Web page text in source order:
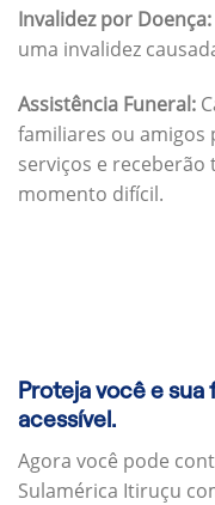
Invalidez por Doença:
uma invalidez
Assistência Funeral:
familiares ou amigos
serviços e receberão
momento difícil.
Proteja você e
acessível.
Agora você pode
Sulamérica Itiruçu